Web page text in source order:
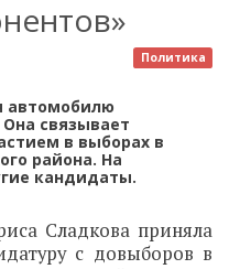
Политика
автомобилю
связывает
в выборах в
района. На
кандидаты.
Сладкова приняла
с довыборов в